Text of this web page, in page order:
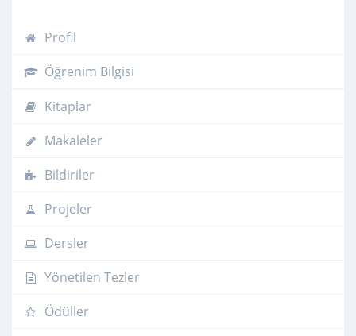
Profil
Öğrenim Bilgisi
Kitaplar
Makaleler
Bildiriler
Projeler
Dersler
Yönetilen Tezler
Ödüller